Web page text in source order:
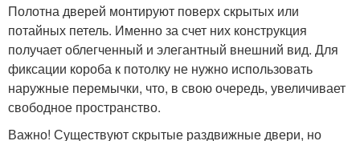
Полотна дверей монтируют поверх скрытых или
потайных петель. Именно за счет них конструкция
получает облегченный и элегантный внешний вид. Для
фиксации короба к потолку не нужно использовать
наружные перемычки, что, в свою очередь, увеличивает
свободное пространство.
Важно! Существуют скрытые раздвижные двери, но